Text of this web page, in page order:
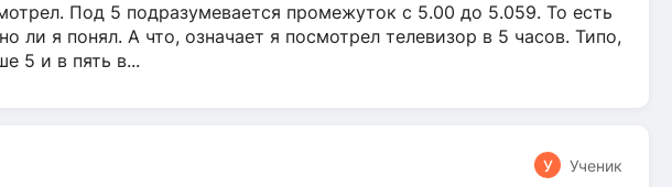
Под 5 подразумевается промежуток с 5.00 до 5.059. То есть
ли я понял. А что, означает я посмотрел телевизор в 5 часов. Типо,
5 и в пять в...
У Ученик